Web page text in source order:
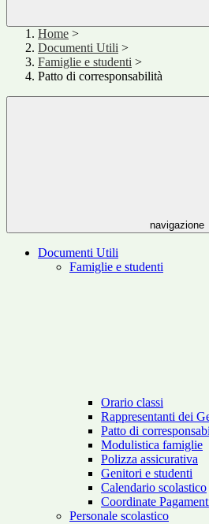
Home >
Documenti Utili >
Famiglie e studenti >
Patto di corresponsabilità
navigazione
Documenti Utili
Famiglie e studenti
Orario classi
Rappresentanti dei
Patto di
Modulistica famiglie
Polizza assicurativa
Genitori e studenti
Calendario scolastico
Coordinate
Personale scolastico